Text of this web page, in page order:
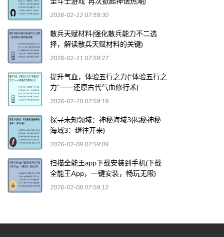
2026-02-12 07:59:30
散兵天赋材料(强化散兵能力不二选
择，解读散兵天赋材料的关键)
2026-02-11 07:59:27
提升气血，体验五行之力(“体验五行之
力”——还原古代气血修行术)
2026-02-10 07:59:19
探寻未知领域：神秘海域3(揭秘神秘
海域3：继往开来)
2026-02-09 07:59:09
扫描全能王app下载安装到手机(下载
全能王App，一键安装，畅玩无限)
2026-02-08 07:59:12